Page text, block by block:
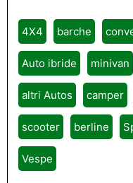
4X4 barche
Auto ibride minivan
altri Autos camper
scooter berline
Vespe